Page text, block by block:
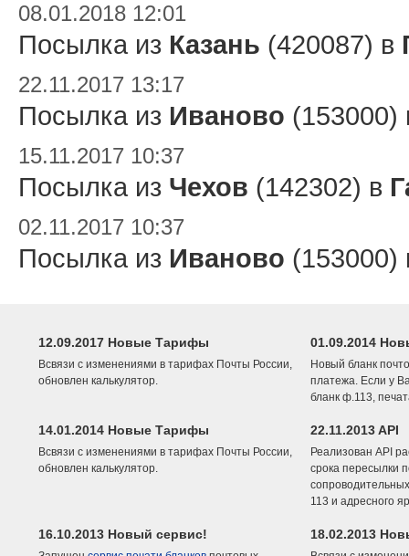
08.01.2018 12:01
Посылка из Казань (420087) в
22.11.2017 13:17
Посылка из Иваново
15.11.2017 10:37
Посылка из Чехов (142302) в
02.11.2017 10:37
Посылка из Иваново
12.09.2017 Новые Тарифы
Всвязи с изменениями в тарифах Почты России,
обновлен калькулятор.
01.09.2014
Новый бланк
платежа. Если у
бланк ф.113,
14.01.2014 Новые Тарифы
Всвязи с изменениями в тарифах Почты России,
обновлен калькулятор.
22.11.2013 API
Реализован API
срока пересылки
113 и адресного
16.10.2013 Новый сервис! 18.02.2013